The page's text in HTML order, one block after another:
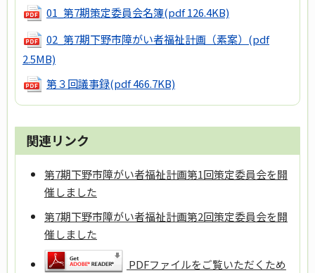
01_第7期策定委員会名簿(pdf 126.4KB)
02_第7期下野市障がい者福祉計画（素案） (pdf
2.5MB)
第３回議事録(pdf 466.7KB)
関連リンク
第7期下野市障がい者福祉計画第1回策定委員会を開
催しました
第7期下野市障がい者福祉計画第2回策定委員会を開
催しました
PDFファイルをご覧いただくため